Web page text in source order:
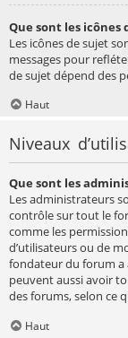
Que sont les icônes
Les icônes de sujet
messages pour
de sujet dépend des
Haut
Niveaux
Que sont les
Les administrateurs
contrôle sur tout le
comme les
d’utilisateurs ou de
fondateur du forum a
peuvent aussi avoir
des forums, selon ce
Haut